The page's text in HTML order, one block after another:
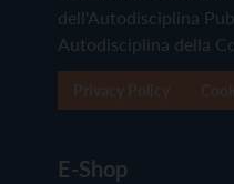
dell'Autodisciplina
Autodisciplina della
E-Shop